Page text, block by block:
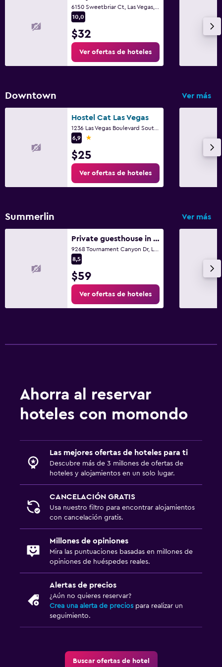
10,0
$32
Ver ofertas de hoteles
Downtown Ver más
Hostel Cat Las Vegas
6,9
1 estrella
$25
Ver ofertas de hoteles
Summerlin Ver más
Private guesthouse in upscale community
8,5
$59
Ver ofertas de hoteles
Ahorra al reservar
hoteles con momondo
Las mejores ofertas de hoteles para ti
Descubre más de 3 millones de ofertas de
hoteles y alojamientos en un solo lugar.
CANCELACIÓN GRATIS
Usa nuestro filtro para encontrar alojamientos
con cancelación gratis.
Millones de opiniones
Mira las puntuaciones basadas en millones de
opiniones de huéspedes reales.
Alertas de precios
¿Aún no quieres reservar?
Crea una alerta de precios para realizar un
seguimiento.
Buscar ofertas de hotel